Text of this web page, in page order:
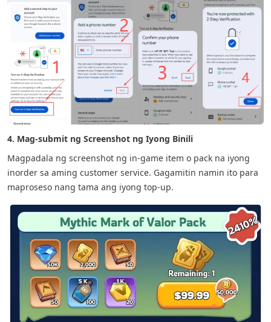
4. Mag-submit ng Screenshot ng Iyong Binili
Magpadala ng screenshot ng in-game item o pack na iyong
inorder sa aming customer service. Gagamitin namin ito para
maproseso nang tama ang iyong top-up.